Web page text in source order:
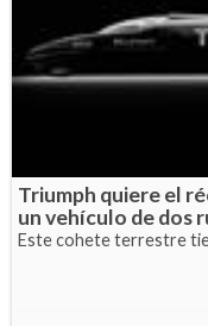
Triumph quiere el
un vehículo de dos
Este cohete terrestre